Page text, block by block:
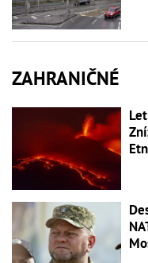
ZAHRANIČNÉ